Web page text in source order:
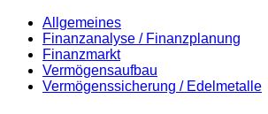
Allgemeines
Finanzanalyse / Finanzplanung
Finanzmarkt
Vermögensaufbau
Vermögenssicherung / Edelmetalle